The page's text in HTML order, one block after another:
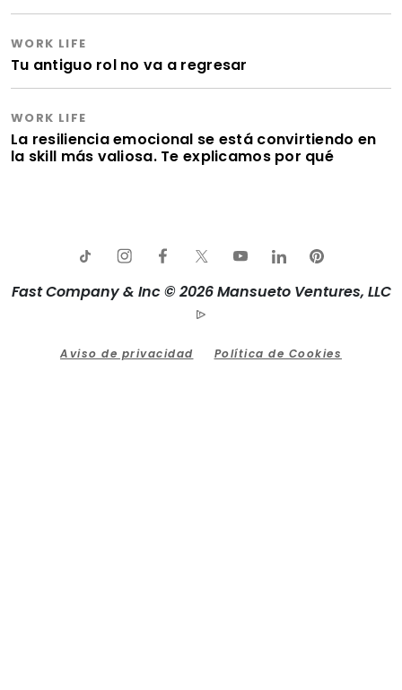
WORK LIFE
Tu antiguo rol no va a regresar
WORK LIFE
La resiliencia emocional se está convirtiendo en
la skill más valiosa. Te explicamos por qué
Fast Company & Inc © 2026 Mansueto Ventures, LLC
Aviso de privacidad Política de Cookies